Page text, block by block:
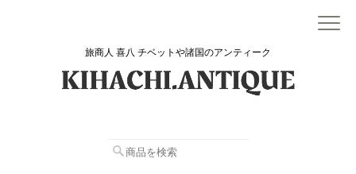
旅商人 喜八 チベットや諸国のアンティーク